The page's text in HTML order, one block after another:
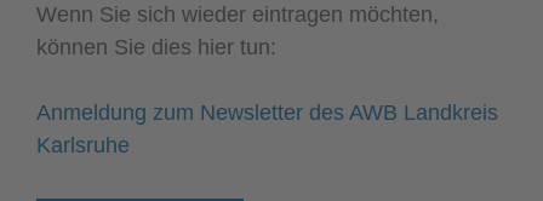
Wenn Sie sich wieder eintragen möchten,
können Sie dies hier tun:
Anmeldung zum Newsletter des AWB Landkreis
Karlsruhe